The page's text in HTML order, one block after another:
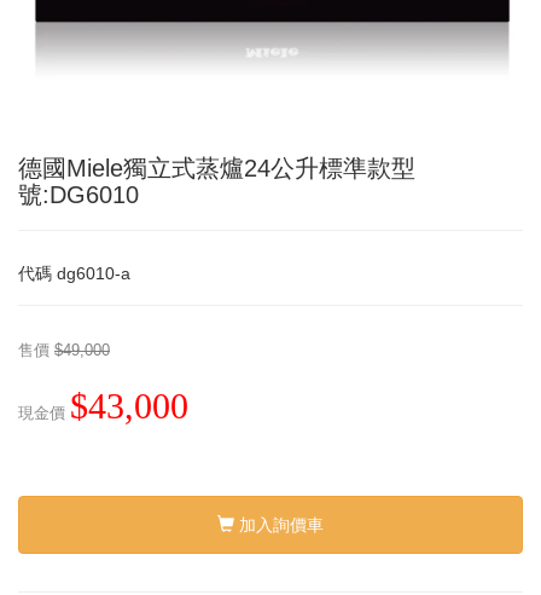
德國Miele獨立式蒸爐24公升標準款型
號:DG6010
代碼 dg6010-a
售價 $49,000
現金價 $43,000
加入詢價車